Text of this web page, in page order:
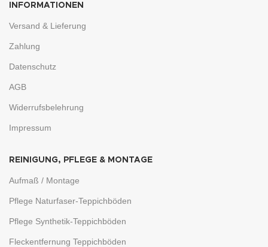
INFORMATIONEN
Versand & Lieferung
Zahlung
Datenschutz
AGB
Widerrufsbelehrung
Impressum
REINIGUNG, PFLEGE & MONTAGE
Aufmaß / Montage
Pflege Naturfaser-Teppichböden
Pflege Synthetik-Teppichböden
Fleckentfernung Teppichböden